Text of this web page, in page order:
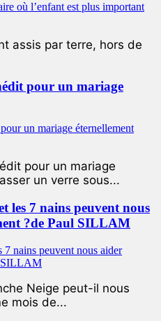
assis par terre, hors de
pour un mariage
pour un mariage
un verre sous...
les 7 nains peuvent nous
?de Paul SILLAM
Neige peut-il nous
mois de...